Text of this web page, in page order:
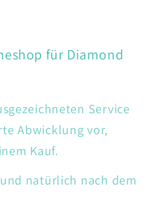
für Diamond
Service
Abwicklung vor,
Kauf.
natürlich nach dem